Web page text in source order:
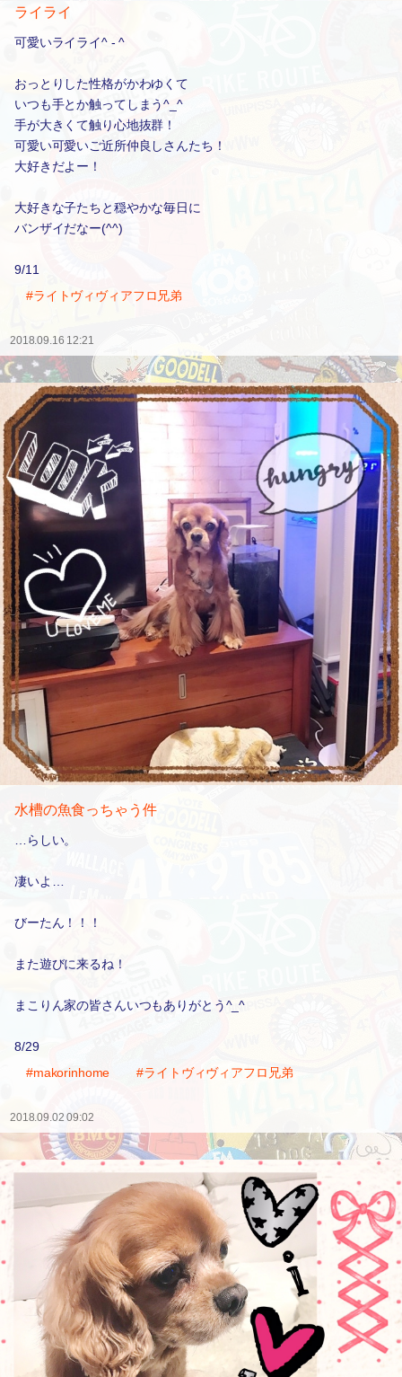
ライライ
可愛いライライ^ - ^
おっとりした性格がかわゆくて
いつも手とか触ってしまう^_^
手が大きくて触り心地抜群！
可愛い可愛いご近所仲良しさんたち！
大好きだよー！
大好きな子たちと穏やかな毎日に
バンザイだなー(^^)
9/11
#ライトヴィヴィアフロ兄弟
2018.09.16 12:21
水槽の魚食っちゃう件
…らしい。
凄いよ…
びーたん！！！
また遊びに来るね！
まこりん家の皆さんいつもありがとう^_^
8/29
#makorinhome
#ライトヴィヴィアフロ兄弟
2018.09.02 09:02